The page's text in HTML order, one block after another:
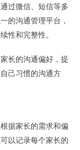
过微信、短信等多
的沟通管理平台，
性和完整性。
长的沟通偏好，提
己习惯的沟通方
据家长的需求和偏
以记录每个家长的